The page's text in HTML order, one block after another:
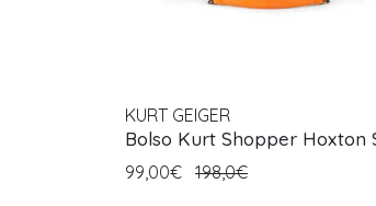
KURT GEIGER
Bolso Kurt Shopper Hoxton
99,00€ 198,0€